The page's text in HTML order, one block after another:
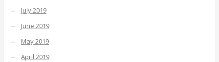
July 2019
June 2019
May 2019
April 2019